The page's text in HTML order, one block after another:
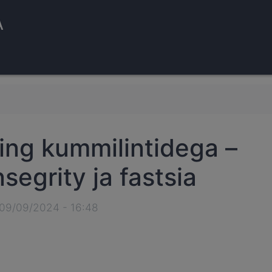
kummilintidega –
ja fastsia
09/2024 - 16:48